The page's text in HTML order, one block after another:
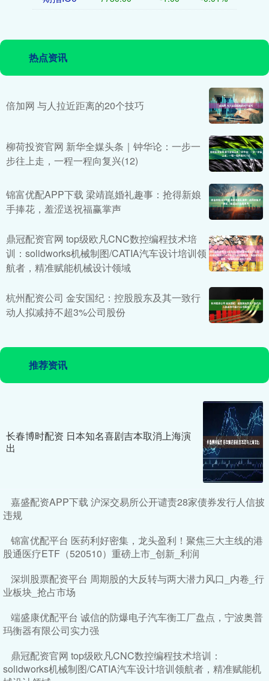
热点资讯
倍加网 与人拉近距离的20个技巧
柳荷投资官网 新华全媒头条｜钟华论：一步一
步往上走，一程一程向复兴(12)
锦富优配APP下载 梁靖崑婚礼趣事：抢得新娘
手捧花，羞涩送祝福赢掌声
鼎冠配资官网 top级欧凡CNC数控编程技术培
训：solidworks机械制图/CATIA汽车设计培训领
航者，精准赋能机械设计领域
杭州配资公司 金安国纪：控股股东及其一致行
动人拟减持不超3%公司股份
推荐资讯
长春博时配资 日本知名喜剧吉本取消上海演
出
嘉盛配资APP下载 沪深交易所公开谴责28家债券发行人信披
违规
锦富优配平台 医药利好密集，龙头盈利！聚焦三大主线的港
股通医疗ETF（520510）重磅上市_创新_利润
深圳股票配资平台 周期股的大反转与两大潜力风口_内卷_行
业板块_抢占市场
端盛康优配平台 诚信的防爆电子汽车衡工厂盘点，宁波奥普
玛衡器有限公司实力强
鼎冠配资官网 top级欧凡CNC数控编程技术培训：
solidworks机械制图/CATIA汽车设计培训领航者，精准赋能机